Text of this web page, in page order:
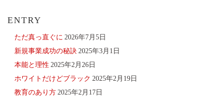
ENTRY
ただ真っ直ぐに 2026年7月5日
新規事業成功の秘訣 2025年3月1日
本能と理性 2025年2月26日
ホワイトだけどブラック 2025年2月19日
教育のあり方 2025年2月17日